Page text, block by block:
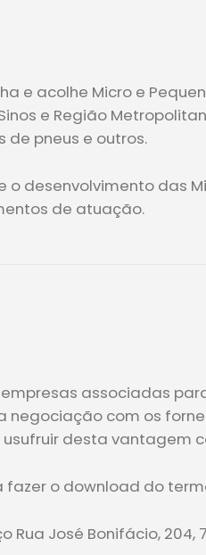
e acolhe Micro e
e Região
pneus e outros.
desenvolvimento das
de atuação.
associadas
com os
desta vantagem
fazer o download do
José Bonifácio, 204,